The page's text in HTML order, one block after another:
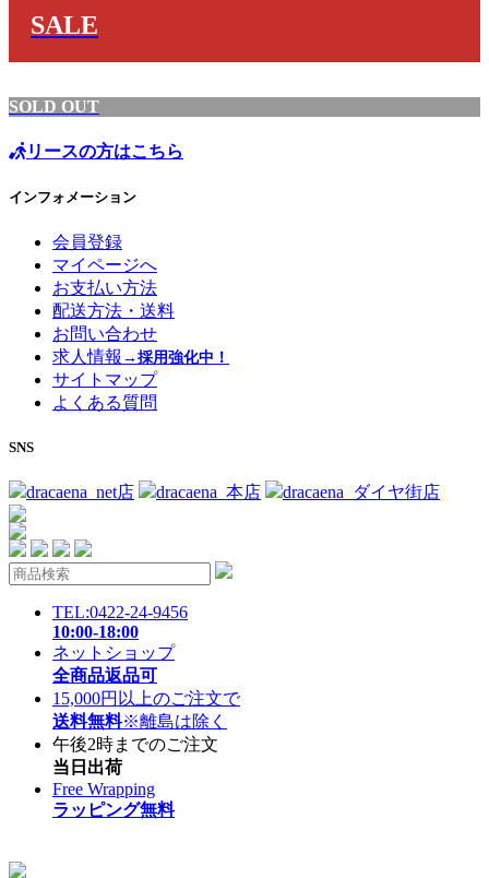
SALE
SOLD OUT
リースの方はこちら
インフォメーション
会員登録
マイページへ
お支払い方法
配送方法・送料
お問い合わせ
求人情報 →採用強化中！
サイトマップ
よくある質問
SNS
dracaena_net店 dracaena_本店 dracaena_ダイヤ街店
TEL:0422-24-9456
10:00-18:00
ネットショップ
全商品返品可
15,000円以上のご注文で
送料無料※離島は除く
午後2時までのご注文
当日出荷
Free Wrapping
ラッピング無料